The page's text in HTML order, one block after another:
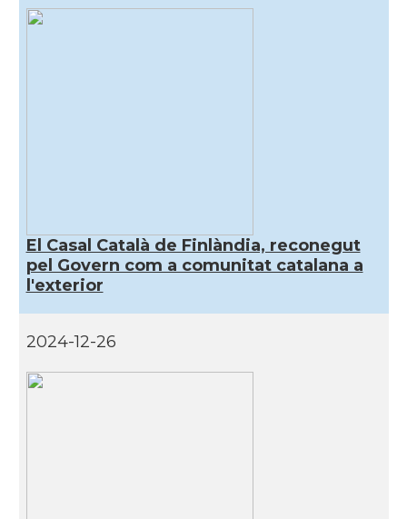
El Casal Català de Finlàndia, reconegut
pel Govern com a comunitat catalana a
l'exterior
2024-12-26